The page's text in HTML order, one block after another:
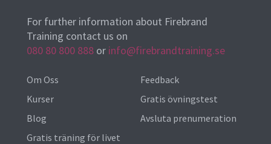
For further information about Firebrand
Training contact us on
080 80 800 888 or info@firebrandtraining.se
Om Oss
Kurser
Blog
Gratis träning för livet
Feedback
Gratis övningstest
Avsluta prenumeration